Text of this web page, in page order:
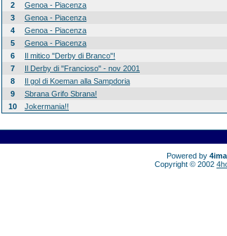
2
Genoa - Piacenza
3
Genoa - Piacenza
4
Genoa - Piacenza
5
Genoa - Piacenza
6
Il mitico "Derby di Branco"!
7
Il Derby di "Francioso" - nov 2001
8
Il gol di Koeman alla Sampdoria
9
Sbrana Grifo Sbrana!
10
Jokermania!!
Powered by
Copyright © 2002